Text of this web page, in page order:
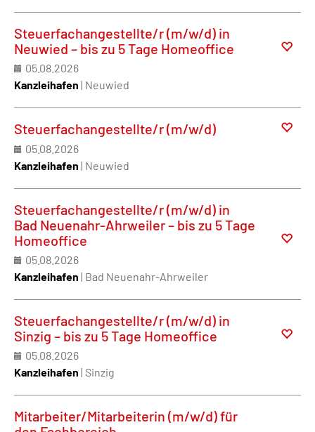
Steuerfachangestellte/r (m/w/d) in
Neuwied – bis zu 5 Tage Homeoffice
05.08.2026
Kanzleihafen | Neuwied
Steuerfachangestellte/r (m/w/d)
05.08.2026
Kanzleihafen | Neuwied
Steuerfachangestellte/r (m/w/d) in
Bad Neuenahr-Ahrweiler – bis zu 5 Tage
Homeoffice
05.08.2026
Kanzleihafen | Bad Neuenahr-Ahrweiler
Steuerfachangestellte/r (m/w/d) in
Sinzig – bis zu 5 Tage Homeoffice
05.08.2026
Kanzleihafen | Sinzig
Mitarbeiter/Mitarbeiterin (m/w/d) für